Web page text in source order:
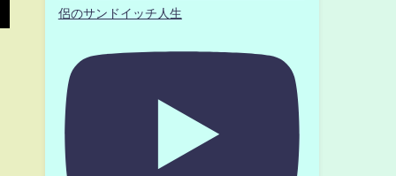
侶のサンドイッチ人生